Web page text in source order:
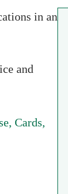
in an
and
Cards,